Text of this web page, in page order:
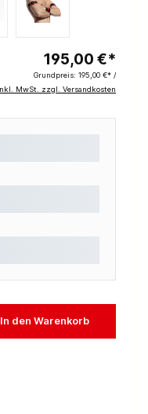
195,00 €*
Grundpreis: 195,00 €* /
MwSt. zzgl. Versandkosten
In den Warenkorb